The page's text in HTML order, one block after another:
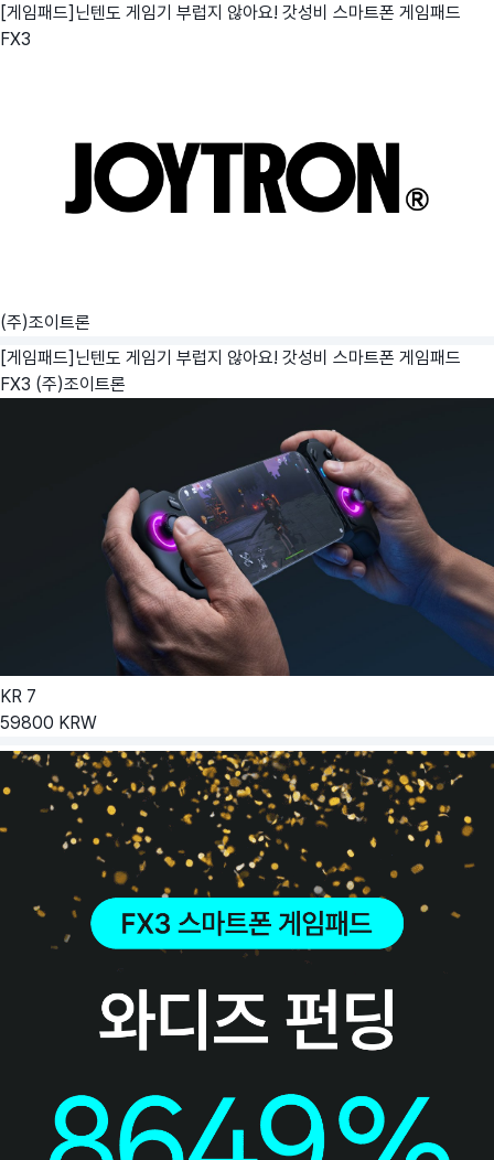
[게임패드]닌텐도 게임기 부럽지 않아요! 갓성비 스마트폰 게임패드
FX3
(주)조이트론
[게임패드]닌텐도 게임기 부럽지 않아요! 갓성비 스마트폰 게임패드
FX3 (주)조이트론
KR 7
59800 KRW